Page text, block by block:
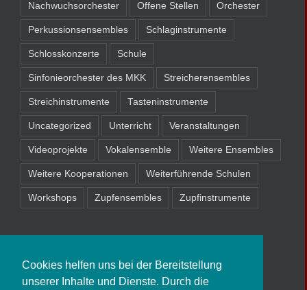
Cookies helfen uns bei der Bereitstellung
unserer Inhalte und Dienste. Durch die
Nachwuchsorchester Offene Stellen Orchester
Perkussionsensembles Schlaginstrumente
Schlosskonzerte Schule
Sinfonieorchester des MKK Streicherensembles
Streichinstrumente Tasteninstrumente
Uncategorized Unterricht Veranstaltungen
Videoprojekte Vokalensemble Weitere Ensembles
Weitere Kooperationen Weiterführende Schulen
Workshops Zupfensembles Zupfinstrumente